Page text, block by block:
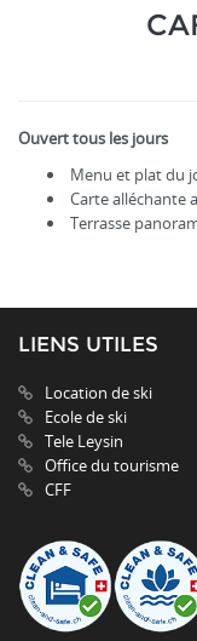
Ouvert tous les jours
Menu et plat du
Carte alléchante
Terrasse
LIENS UTILES
Location de ski
Ecole de ski
Tele Leysin
Office du tourisme
CFF